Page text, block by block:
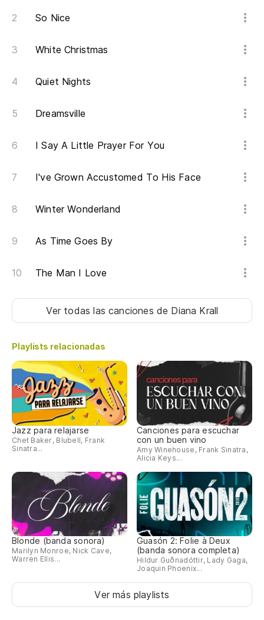
So Nice
White Christmas
Quiet Nights
Dreamsville
I Say A Little Prayer For You
I've Grown Accustomed To His Face
Winter Wonderland
As Time Goes By
The Man I Love
Ver todas las canciones de Diana Krall
Playlists relacionadas
Jazz para relajarse
Chet Baker, Blubell, Frank
Sinatra...
Canciones para escuchar
con un buen vino
Amy Winehouse, Frank Sinatra,
Alicia Keys...
Blonde (banda sonora)
Marilyn Monroe, Nick Cave,
Warren Ellis...
Guasón 2: Folie à Deux
(banda sonora completa)
Hildur Guðnadóttir, Lady Gaga,
Joaquin Phoenix...
Ver más playlists